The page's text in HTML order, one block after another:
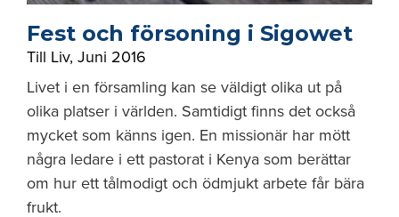
Fest och försoning i Sigowet
Till Liv, Juni 2016
Livet i en församling kan se väldigt olika ut på
olika platser i världen. Samtidigt finns det också
mycket som känns igen. En missionär har mött
några ledare i ett pastorat i Kenya som berättar
om hur ett tålmodigt och ödmjukt arbete får bära
frukt.